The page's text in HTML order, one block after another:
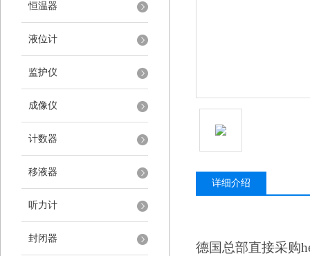
恒温器
液位计
监护仪
成像仪
计数器
移液器
听力计
封闭器
详细介绍
德国总部直接采购